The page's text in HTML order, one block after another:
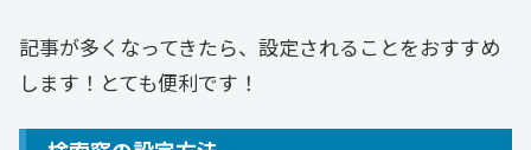
記事が多くなってきたら、設定されることをおすすめ
します！とても便利です！